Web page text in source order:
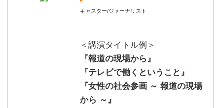
キャスター/ジャーナリスト
＜講演タイトル例＞
『報道の現場から』
『テレビで働くということ』
『女性の社会参画 ～ 報道の現場
から ～』